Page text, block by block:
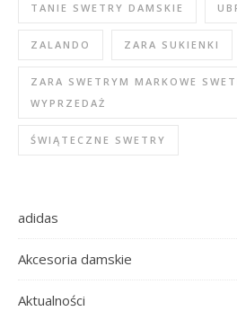
TANIE SWETRY DAMSKIE
ZALANDO ZARA SUKIENKI
ZARA SWETRYM MARKOWE
WYPRZEDAŻ
ŚWIĄTECZNE SWETRY
adidas
Akcesoria damskie
Aktualności